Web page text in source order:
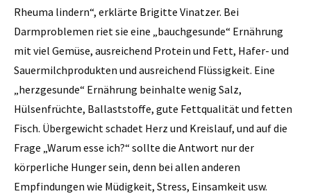
Rheuma lindern“, erklärte Brigitte Vinatzer. Bei
Darmproblemen riet sie eine „bauchgesunde“ Ernährung
mit viel Gemüse, ausreichend Protein und Fett, Hafer- und
Sauermilchprodukten und ausreichend Flüssigkeit. Eine
„herzgesunde“ Ernährung beinhalte wenig Salz,
Hülsenfrüchte, Ballaststoffe, gute Fettqualität und fetten
Fisch. Übergewicht schadet Herz und Kreislauf, und auf die
Frage „Warum esse ich?“ sollte die Antwort nur der
körperliche Hunger sein, denn bei allen anderen
Empfindungen wie Müdigkeit, Stress, Einsamkeit usw.